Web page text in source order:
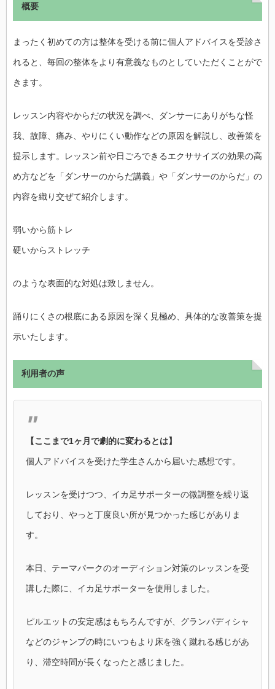
概要
まったく初めての方は整体を受ける前に個人アドバイスを受診さ
れると、毎回の整体をより有意義なものとしていただくことがで
きます。
レッスン内容やからだの状況を調べ、ダンサーにありがちな怪
我、故障、痛み、やりにくい動作などの原因を解説し、改善策を
提示します。レッスン前や日ごろできるエクササイズの効果の高
め方などを「ダンサーのからだ講義」や「ダンサーのからだ」の
内容を織り交ぜて紹介します。
弱いから筋トレ
硬いからストレッチ
のような表面的な対処は致しません。
踊りにくさの根底にある原因を深く見極め、具体的な改善策を提
示いたします。
利用者の声
【ここまで1ヶ月で劇的に変わるとは】
個人アドバイスを受けた学生さんから届いた感想です。
レッスンを受けつつ、イカ足サポーターの微調整を繰り返
しており、やっと丁度良い所が見つかった感じがありま
す。
本日、テーマパークのオーディション対策のレッスンを受
講した際に、イカ足サポーターを使用しました。
ピルエットの安定感はもちろんですが、グランパディシャ
などのジャンプの時にいつもより床を強く蹴れる感じがあ
り、滞空時間が長くなったと感じました。